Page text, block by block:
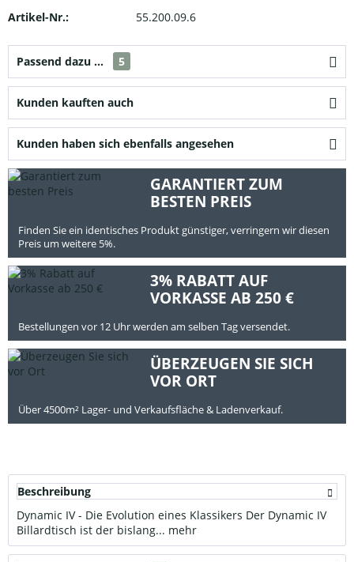
Artikel-Nr.: 55.200.09.6
Passend dazu ... 5
Kunden kauften auch
Kunden haben sich ebenfalls angesehen
GARANTIERT ZUM
BESTEN PREIS
Finden Sie ein identisches Produkt günstiger, verringern wir diesen
Preis um weitere 5%.
3% RABATT AUF
VORKASSE AB 250 €
Bestellungen vor 12 Uhr werden am selben Tag versendet.
ÜBERZEUGEN SIE SICH
VOR ORT
Über 4500m² Lager- und Verkaufsfläche & Ladenverkauf.
Beschreibung
Dynamic IV - Die Evolution eines Klassikers Der Dynamic IV
Billardtisch ist der bislang... mehr